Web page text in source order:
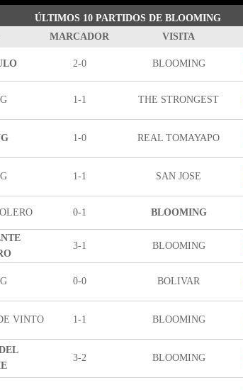
ÚLTIMOS 10 PARTIDOS DE BLOOMING
MARCADOR VISITA
2-0 BLOOMING
1-1 THE STRONGEST
1-0 REAL TOMAYAPO
1-1 SAN JOSE
0-1 BLOOMING
3-1 BLOOMING
0-0 BOLIVAR
VINTO 1-1 BLOOMING
3-2 BLOOMING